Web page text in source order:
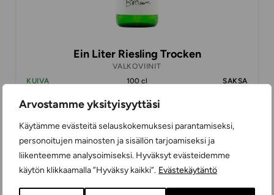
Arvostamme yksityisyyttäsi
Käytämme evästeitä selauskokemuksesi parantamiseksi,
personoitujen mainosten ja sisällön tarjoamiseksi ja
liikenteemme analysoimiseksi. Hyväksyt evästeidemme
käytön klikkaamalla ”Hyväksy kaikki”. Evästekäytäntö
Ein Liter Riesling Trocken
VALKOVIINIT
KUIVA
100 cl SAKSA
16,98 €